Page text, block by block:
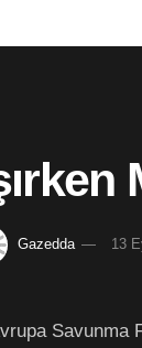
Gazedda 13
Savunma